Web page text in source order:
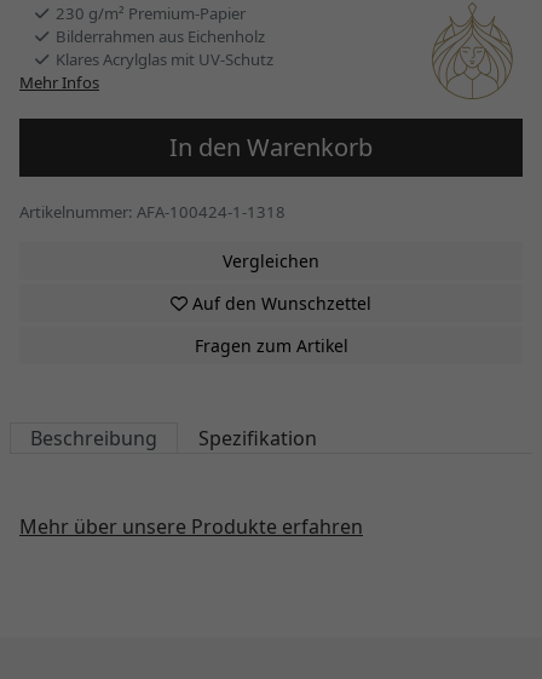
230 g/m² Premium-Papier
Bilderrahmen aus Eichenholz
Klares Acrylglas mit UV-Schutz
Mehr Infos
In den Warenkorb
Artikelnummer: AFA-100424-1-1318
Vergleichen
Auf den Wunschzettel
Fragen zum Artikel
Beschreibung Spezifikation
Mehr über unsere Produkte erfahren